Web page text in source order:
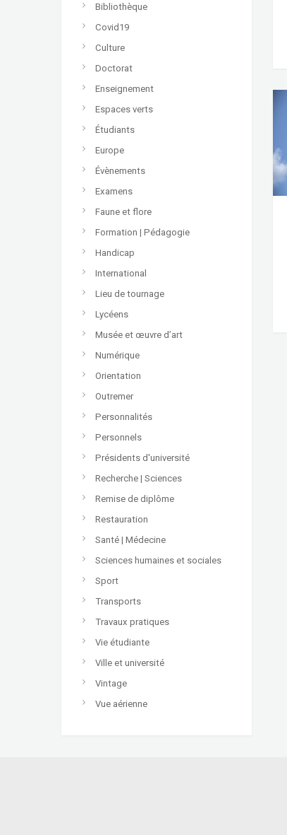
Bibliothèque
Covid19
Culture
Doctorat
Enseignement
Espaces verts
Étudiants
Europe
Évènements
Examens
Faune et flore
Formation | Pédagogie
Handicap
International
Lieu de tournage
Lycéens
Musée et œuvre d’art
Numérique
Orientation
Outremer
Personnalités
Personnels
Présidents d'université
Recherche | Sciences
Remise de diplôme
Restauration
Santé | Médecine
Sciences humaines et sociales
Sport
Transports
Travaux pratiques
Vie étudiante
Ville et université
Vintage
Vue aérienne